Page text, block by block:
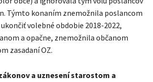
Týmto konaním znemožnila poslancom
volebné obdobie 2018-2022,
a opačne, znemožnila občanom
zasadaní OZ.
a uznesení starostom a